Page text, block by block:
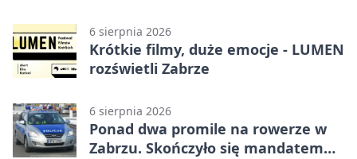
6 sierpnia 2026
Krótkie filmy, duże emocje - LUMEN
rozświetli Zabrze
6 sierpnia 2026
Ponad dwa promile na rowerze w
Zabrzu. Skończyło się mandatem